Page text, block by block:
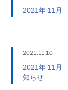
2021年 11月
2021.11.10
2021年 11月
知らせ